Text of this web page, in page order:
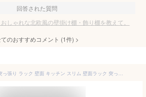
回答された質問
しゃれな北欧風の壁掛け棚・飾り棚を教えて。
のおすすめコメント (1件) >
突っ張りラック 突っ張り ラック 壁面 キッチン スリム 壁面ラック 突っ張り棚 棚 つっぱり つっぱりラック 壁面収納 おしゃれ シンプル ラダーラック 突っ張り 棚 収納棚 収納 木目 幅60 ディスプレイラック 玄関 【D】[ds12]